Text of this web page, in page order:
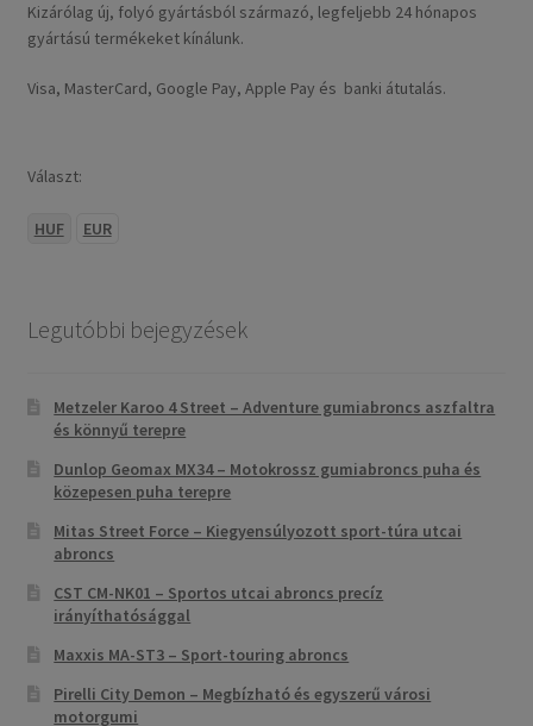
Kizárólag új, folyó gyártásból származó, legfeljebb 24 hónapos
gyártású termékeket kínálunk.
Visa, MasterCard, Google Pay, Apple Pay és banki átutalás.
Választ:
HUF EUR
Legutóbbi bejegyzések
Metzeler Karoo 4 Street – Adventure gumiabroncs aszfaltra
és könnyű terepre
Dunlop Geomax MX34 – Motokrossz gumiabroncs puha és
közepesen puha terepre
Mitas Street Force – Kiegyensúlyozott sport-túra utcai
abroncs
CST CM-NK01 – Sportos utcai abroncs precíz
irányíthatósággal
Maxxis MA-ST3 – Sport-touring abroncs
Pirelli City Demon – Megbízható és egyszerű városi
motorgumi